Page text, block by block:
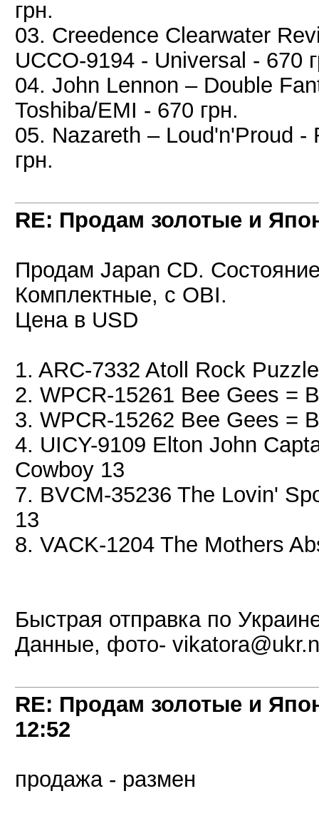
грн.
03. Creedence Clearwater
UCCO-9194 - Universal - 670
04. John Lennon – Double
Toshiba/EMI - 670 грн.
05. Nazareth – Loud'n'Proud -
грн.
RE: Продам золотые и
Продам Japan CD.
Комплектные, с OBI.
Цена в USD
1. ARC-7332 Atoll Rock
2. WPCR-15261 Bee Gees =
3. WPCR-15262 Bee Gees =
4. UICY-9109 Elton John
Cowboy 13
7. BVCM-35236 The Lovin'
13
8. VACK-1204 The Mothers
Быстрая отправка по
Данные, фото-
RE: Продам золотые и
12:52
продажа - размен